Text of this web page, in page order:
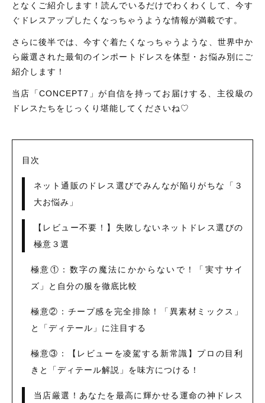
となくご紹介します！読んでいるだけでわくわくして、今す
ぐドレスアップしたくなっちゃうような情報が満載です。
さらに後半では、今すぐ着たくなっちゃうような、世界中か
ら厳選された最旬のインポートドレスを体型・お悩み別にご
紹介します！
当店「CONCEPT7」が自信を持ってお届けする、主役級の
ドレスたちをじっくり堪能してくださいね♡
目次
ネット通販のドレス選びでみんなが陥りがちな「３
大お悩み」
【レビュー不要！】失敗しないネットドレス選びの
極意３選
極意①：数字の魔法にかからないで！「実寸サイ
ズ」と自分の服を徹底比較
極意②：チープ感を完全排除！「異素材ミックス」
と「ディテール」に注目する
極意③：【レビューを凌駕する新常識】プロの目利
きと「ディテール解説」を味方につける！
当店厳選！あなたを最高に輝かせる運命の神ドレス
お知らせ
ブログ